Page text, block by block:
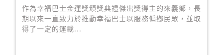
作為幸福巴士金運獎頒獎典禮傑出獎得主的來義鄉，長
期以來一直致力於推動幸福巴士以服務偏鄉民眾，並取
得了一定的運載...